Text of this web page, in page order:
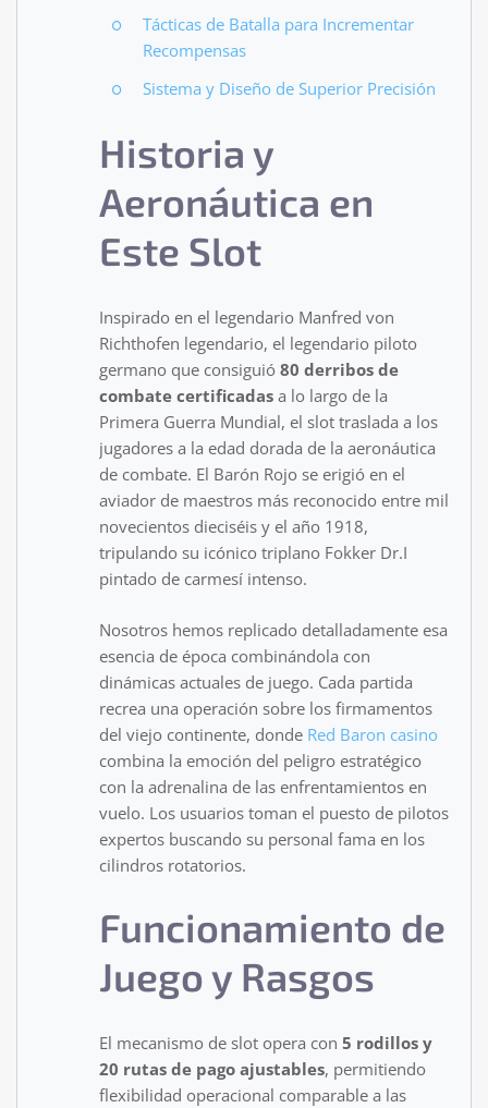
Tácticas de Batalla para Incrementar
Recompensas
Sistema y Diseño de Superior Precisión
Historia y
Aeronáutica en
Este Slot
Inspirado en el legendario Manfred von
Richthofen legendario, el legendario piloto
germano que consiguió 80 derribos de
combate certificadas a lo largo de la
Primera Guerra Mundial, el slot traslada a los
jugadores a la edad dorada de la aeronáutica
de combate. El Barón Rojo se erigió en el
aviador de maestros más reconocido entre mil
novecientos dieciséis y el año 1918,
tripulando su icónico triplano Fokker Dr.I
pintado de carmesí intenso.
Nosotros hemos replicado detalladamente esa
esencia de época combinándola con
dinámicas actuales de juego. Cada partida
recrea una operación sobre los firmamentos
del viejo continente, donde Red Baron casino
combina la emoción del peligro estratégico
con la adrenalina de las enfrentamientos en
vuelo. Los usuarios toman el puesto de pilotos
expertos buscando su personal fama en los
cilindros rotatorios.
Funcionamiento de
Juego y Rasgos
El mecanismo de slot opera con 5 rodillos y
20 rutas de pago ajustables, permitiendo
flexibilidad operacional comparable a las